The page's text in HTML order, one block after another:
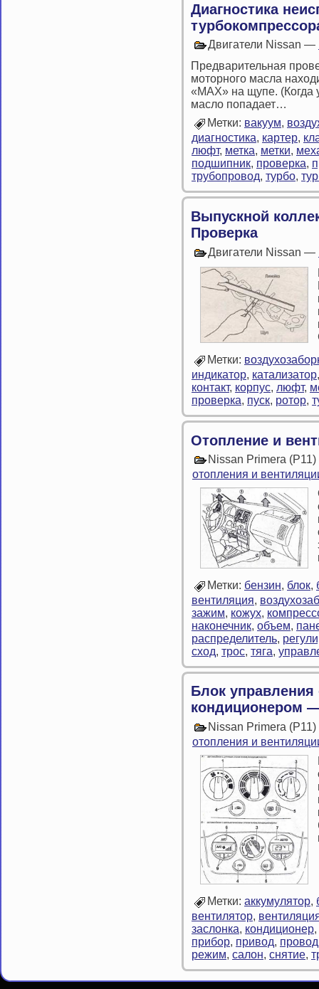
Диагностика
Двигатели Nissan —
Предварительная
моторного масла
«МАХ» на щупе. (Когда
масло попадает…
Метки: вакуум,
диагностика, картер,
люфт, метка, метки,
подшипник, проверка,
трубопровод, турбо,
Выпускной
Проверка
Двигатели Nissan —
Метки:
индикатор, катализатор
контакт, корпус, люфт,
проверка, пуск, ротор,
Отопление и
Nissan Primera
отопления и
Метки: бензин, блок,
вентиляция,
зажим, кожух,
наконечник, объем,
распределитель,
сход, трос, тяга,
Блок управления
кондиционером
Nissan Primera
отопления и
Метки: аккумулятор,
вентилятор,
заслонка, кондиционер,
прибор, привод, провод
режим, салон, снятие,